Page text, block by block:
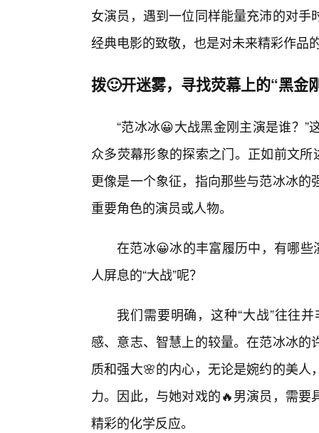
女演员，遇到一位同样能量充沛的对
经典电影的致敬，也是对未来精彩作品
拨🙂开迷雾，寻找荧幕上的“黑金
“范冰冰😀大战黑金刚主演是谁？
众多荧幕形象的探索之门。正如前文
更像是一个象征，指向那些与范冰冰
重要角色的演员或人物。
在范冰😀冰的丰富履历中，有哪些
人屏息的“大战”呢？
我们需要明确，这种“大战”往往
感、意志、智慧上的较量。在范冰冰
质和强大🌸的内心，无论是婉约的美
力。因此，与她对戏的🔥男演员，需
精彩的化学反应。